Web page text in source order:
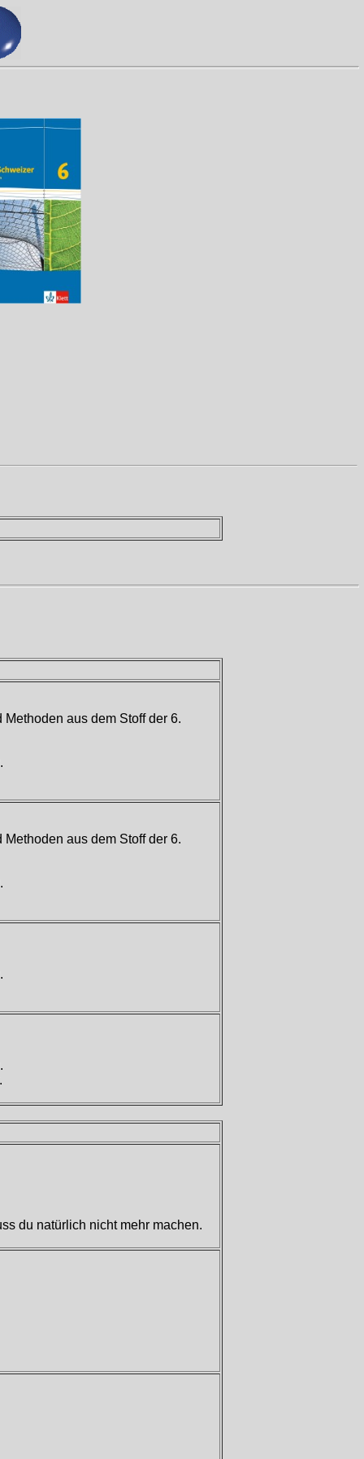
aus dem Stoff der 6.
aus dem Stoff der 6.
du natürlich nicht mehr machen.